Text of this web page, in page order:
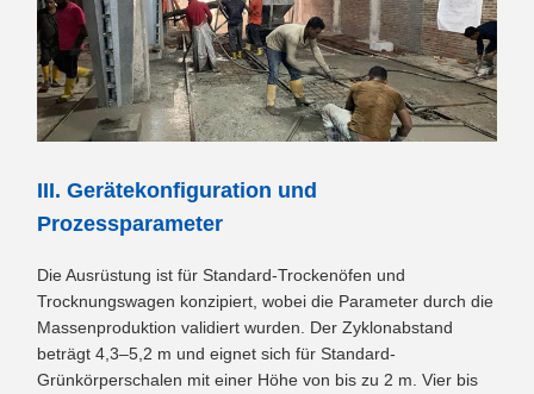
III. Gerätekonfiguration und
Prozessparameter
Die Ausrüstung ist für Standard-Trockenöfen und
Trocknungswagen konzipiert, wobei die Parameter durch die
Massenproduktion validiert wurden. Der Zyklonabstand
beträgt 4,3–5,2 m und eignet sich für Standard-
Grünkörperschalen mit einer Höhe von bis zu 2 m. Vier bis